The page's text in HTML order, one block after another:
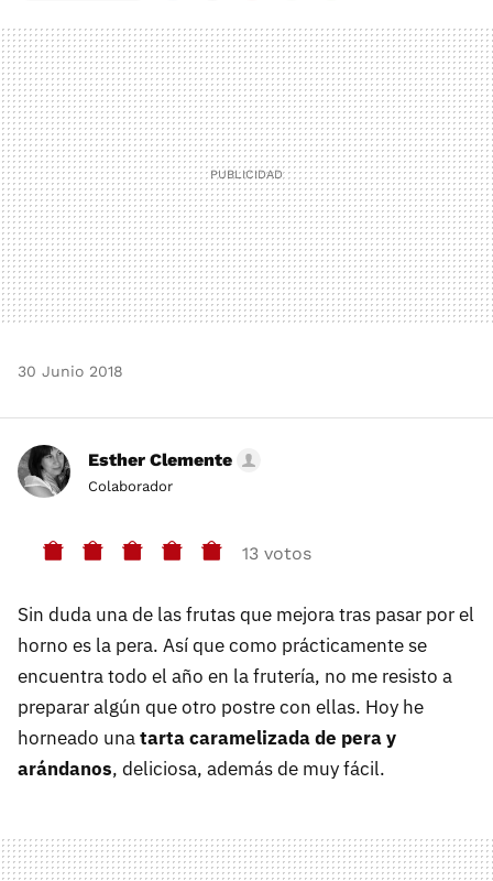
MAIL
30 Junio 2018
Esther Clemente
Colaborador
13 votos
Sin duda una de las frutas que mejora tras pasar por el
horno es la pera. Así que como prácticamente se
encuentra todo el año en la frutería, no me resisto a
preparar algún que otro postre con ellas. Hoy he
horneado unatarta caramelizada de pera y
arándanos, deliciosa, además de muy fácil.